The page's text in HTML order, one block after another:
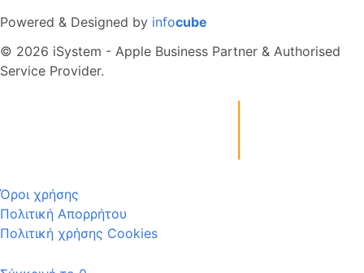
Powered & Designed by infocube
© 2026 iSystem - Apple Business Partner & Authorised
Service Provider.
Όροι χρήσης
Πολιτική Απορρήτου
Πολιτική χρήσης Cookies